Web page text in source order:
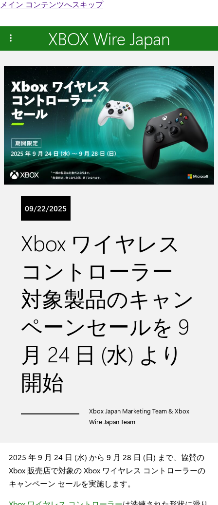
メイン コンテンツへスキップ
XBOX Wire Japan
09/22/2025
Xbox ワイヤレス
コントローラー
対象製品のキャン
ペーンセールを 9
月 24 日 (水) より
開始
Xbox Japan Marketing Team & Xbox
Wire Japan Team
2025 年 9 月 24 日 (水) から 9 月 28 日 (日) まで、協賛の
Xbox 販売店で対象の Xbox ワイヤレス コントローラーの
キャンペーン セールを実施します。